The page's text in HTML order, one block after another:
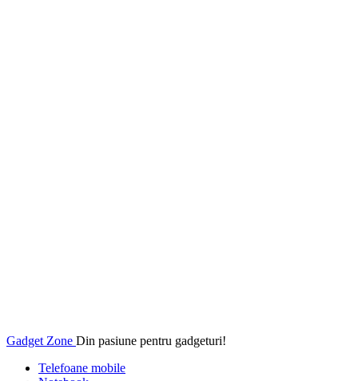
Gadget Zone Din pasiune pentru gadgeturi!
Telefoane mobile